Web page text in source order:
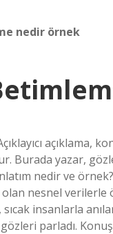
nedir örnek
Burada yazar,
nedir ve
nesnel verilerle
insanlarla
parladı.